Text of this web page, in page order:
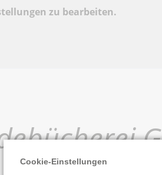
zu bearbeiten.
Cookie-Einstellungen